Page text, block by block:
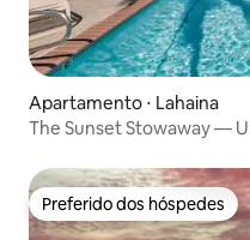
Apartamento ⋅ Lahaina
The Sunset Stowaway —
Preferido dos hóspedes
Preferido dos hóspedes